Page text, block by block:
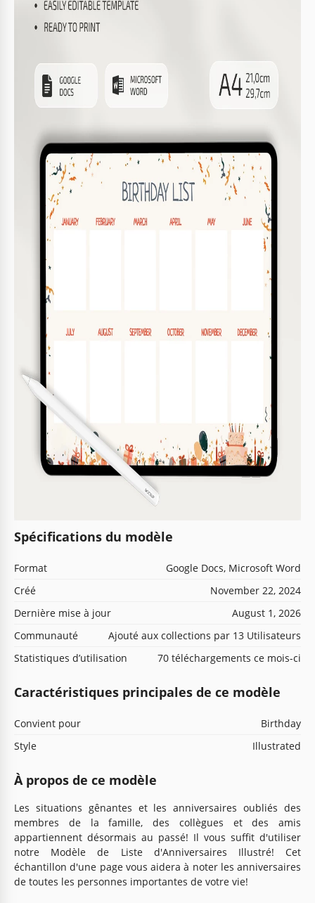
Spécifications du modèle
Format
Google Docs, Microsoft Word
Créé
November 22, 2024
Dernière mise à jour
August 1, 2026
Communauté
Ajouté aux collections par 13 Utilisateurs
Statistiques d’utilisation
70 téléchargements ce mois-ci
Caractéristiques principales de ce modèle
Convient pour
Birthday
Style
Illustrated
À propos de ce modèle
Les situations gênantes et les anniversaires oubliés des
membres de la famille, des collègues et des amis
appartiennent désormais au passé! Il vous suffit d'utiliser
notre Modèle de Liste d'Anniversaires Illustré! Cet
échantillon d'une page vous aidera à noter les anniversaires
de toutes les personnes importantes de votre vie!